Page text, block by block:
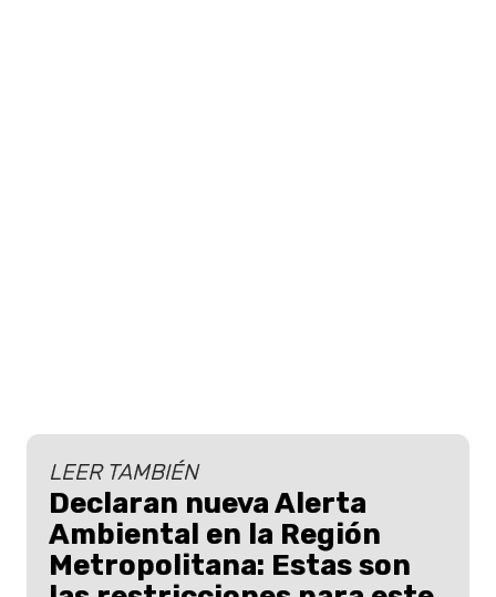
LEER TAMBIÉN
Declaran nueva Alerta
Ambiental en la Región
Metropolitana: Estas son